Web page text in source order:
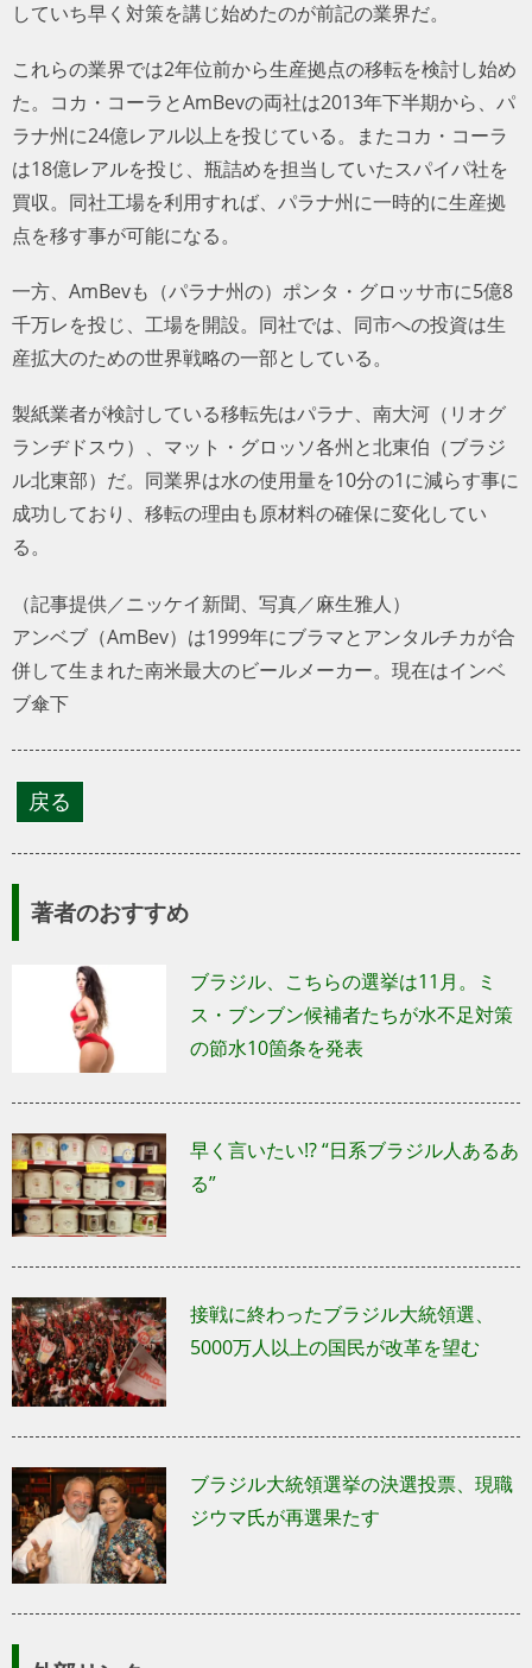
していち早く対策を講じ始めたのが前記の業界だ。
これらの業界では2年位前から生産拠点の移転を検討し始め
た。コカ・コーラとAmBevの両社は2013年下半期から、パ
ラナ州に24億レアル以上を投じている。またコカ・コーラ
は18億レアルを投じ、瓶詰めを担当していたスパイパ社を
買収。同社工場を利用すれば、パラナ州に一時的に生産拠
点を移す事が可能になる。
一方、AmBevも（パラナ州の）ポンタ・グロッサ市に5億8
千万レを投じ、工場を開設。同社では、同市への投資は生
産拡大のための世界戦略の一部としている。
製紙業者が検討している移転先はパラナ、南大河（リオグ
ランヂドスウ）、マット・グロッソ各州と北東伯（ブラジ
ル北東部）だ。同業界は水の使用量を10分の1に減らす事に
成功しており、移転の理由も原材料の確保に変化してい
る。
（記事提供／ニッケイ新聞、写真／麻生雅人）
アンベブ（AmBev）は1999年にブラマとアンタルチカが合
併して生まれた南米最大のビールメーカー。現在はインベ
ブ傘下
著者のおすすめ
ブラジル、こちらの選挙は11月。ミ
ス・ブンブン候補者たちが水不足対策
の節水10箇条を発表
早く言いたい!? “日系ブラジル人あるあ
る”
接戦に終わったブラジル大統領選、
5000万人以上の国民が改革を望む
ブラジル大統領選挙の決選投票、現職
ジウマ氏が再選果たす